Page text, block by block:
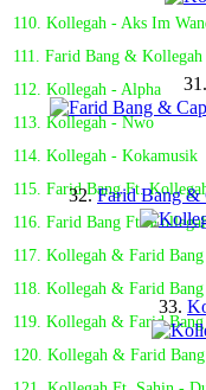
110. Kollegah - Aks Im
111. Farid Bang &
112. Kollegah - Alpha
113. Kollegah - Nwo
114. Kollegah - Kokamusik
115. Farid Bang Ft.
116. Farid Bang Ft.
117. Kollegah & Farid
118. Kollegah & Farid
119. Kollegah & Farid
120. Kollegah & Farid
31.
32.Farid Bang &
33.